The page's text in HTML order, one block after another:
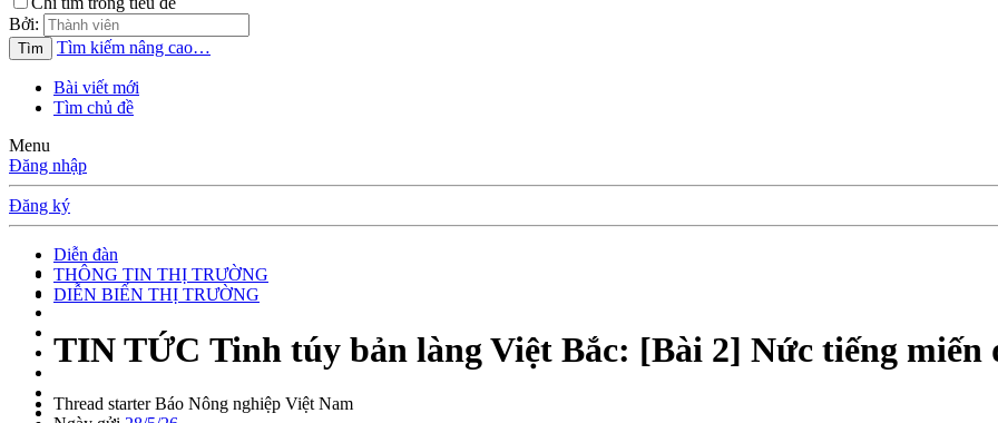
Bởi:
Tìm Tìm kiếm nâng cao…
Bài viết mới
Tìm chủ đề
Menu
Đăng nhập
Đăng ký
Diễn đàn
THÔNG TIN THỊ TRƯỜNG
DIỄN BIẾN THỊ TRƯỜNG
TIN TỨC Tinh túy bản làng Việt Bắc: [Bài 2] Nức tiếng miến
Thread starter Báo Nông nghiệp Việt Nam